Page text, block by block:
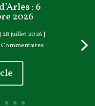
: 6
2026
28 juillet 2026